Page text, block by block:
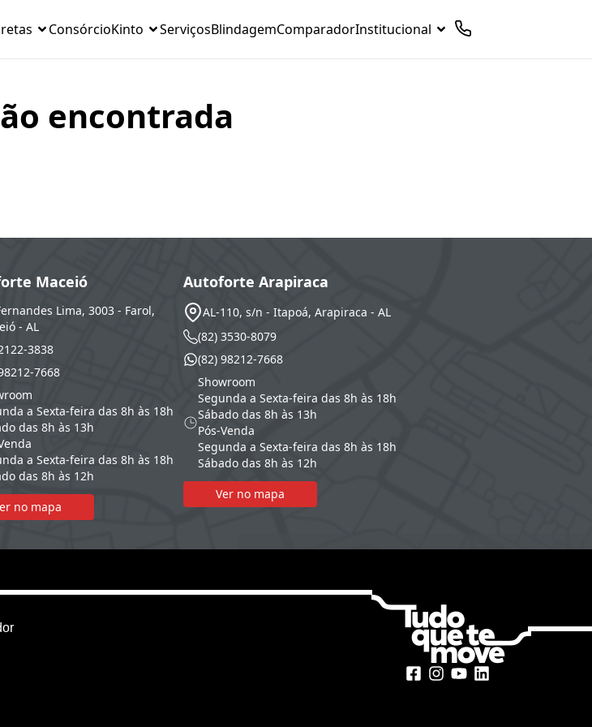
ConsórcioKinto ServiçosBlindagemComparadorInstitucional
encontrada
Maceió
Lima, 3003 - Farol,
- AL
3838
7668
a Sexta-feira das 8h às 18h
das 8h às 13h
a Sexta-feira das 8h às 18h
das 8h às 12h
no mapa
Autoforte Arapiraca
AL-110, s/n - Itapoá, Arapiraca - AL
(82) 3530-8079
(82) 98212-7668
Showroom
Segunda a Sexta-feira das 8h às 18h
Sábado das 8h às 13h
Pós-Venda
Segunda a Sexta-feira das 8h às 18h
Sábado das 8h às 12h
Ver no mapa